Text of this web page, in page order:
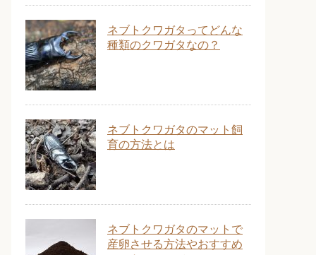
ネブトクワガタってどんな
種類のクワガタなの？
ネブトクワガタのマット飼
育の方法とは
ネブトクワガタのマットで
産卵させる方法やおすすめ